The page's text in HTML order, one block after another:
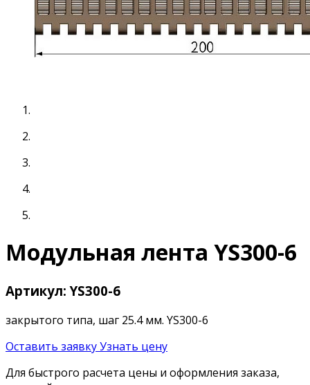
Модульная лента YS300-6
Артикул: YS300-6
закрытого типа, шаг 25.4 мм. YS300-6
Оставить заявкуУзнать цену
Для быстрого расчета цены и оформления заказа,